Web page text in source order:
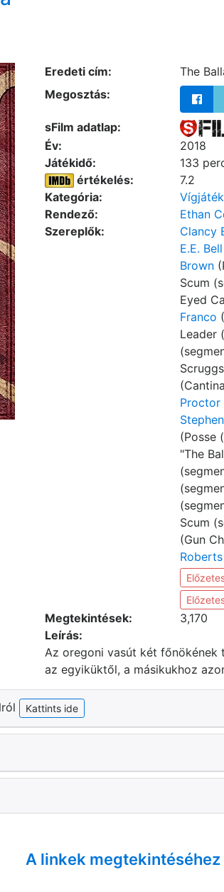
Eredeti cím:
The
Megosztás:
sFilm adatlap:
Év:
2018
Játékidő:
133
értékelés:
7.2
Kategória:
Vígjáték
Rendező:
Ethan
Szereplők:
Clancy
E.E. Bell
Brown
Scum
Eyed
Franco
Leader
Proctor
(Posse
"The
Scum
(Gun
Roberts
Megtekintések:
3,170
Leírás:
Az oregoni vasút két
az egyiküktől, a másikukhoz
Kattints ide
A linkek